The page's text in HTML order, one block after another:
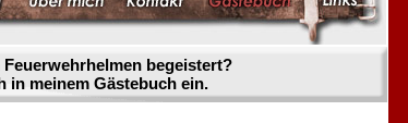
begeistert?
in meinem Gästebuch ein.